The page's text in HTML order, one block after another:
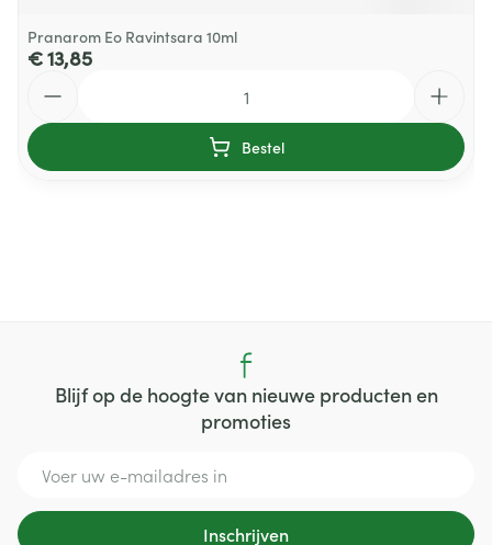
Pranarom Eo Ravintsara 10ml
€ 13,85
Bestel
Blijf op de hoogte van nieuwe producten en
promoties
Inschrijven